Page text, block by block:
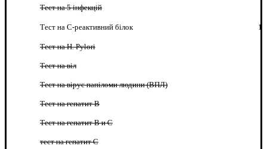
Тест на 5 інфекцій
Тест на C-реактивний білок 1
Тест на H. Pylori
Тест на віл
Тест на вірус папіломи людини (ВПЛ)
Тест на гепатит B
Тест на гепатит B и C
тест на гепатит C